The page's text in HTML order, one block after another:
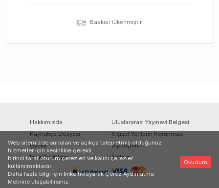
Baskısı tükenmiştir.
Hakkımızda
Uluslararası Yayınevi Belgesi
Kaynakça Dosyası
Kişisel Verilerin Korunması
Üyelik
Siparişlerim
İade Politikası
İletişim
Web sitemizde sunulan ve açıkça talep etmiş olduğunuz
hizmetler için kesinlikle gerekli,
birinci taraf oturum çerezleri ve kalıcı çerezler
kullanılmaktadır.
Daha fazla bilgi için linke tıklayarak Çerez Aydınlatma
Metnine ulaşabilirsiniz.
Okudum